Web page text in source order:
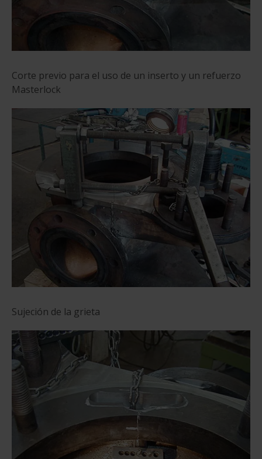
Corte previo para el uso de un inserto y un refuerzo
Masterlock
Sujeción de la grieta